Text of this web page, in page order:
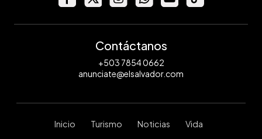
Contáctanos
+503 7854 0662
anunciate@elsalvador.com
Inicio Turismo Noticias Vida